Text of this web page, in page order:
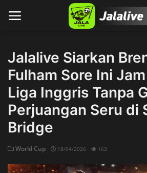
Home
Jalalive Siarkan
Fulham Sore Ini
Liga Inggris Tanpa
Perjuangan Seru di
Bridge
World Cup 18/04/2026 163